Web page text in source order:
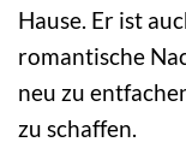
Hause. Er ist
romantische
neu zu
zu schaffen.